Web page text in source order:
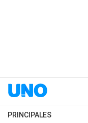
PRINCIPALES